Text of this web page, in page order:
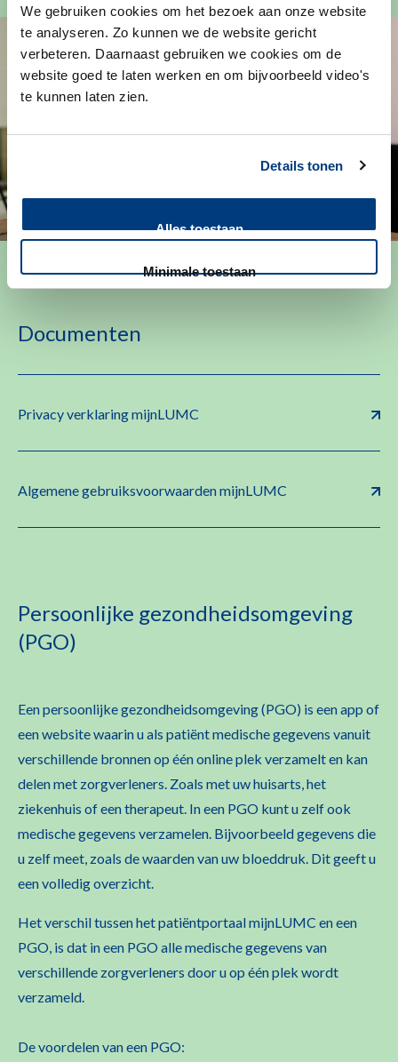
We gebruiken cookies om het bezoek aan onze website
te analyseren. Zo kunnen we de website gericht
verbeteren. Daarnaast gebruiken we cookies om de
website goed te laten werken en om bijvoorbeeld video's
te kunnen laten zien.
Details tonen
Alles toestaan
Minimale toestaan
Documenten
Privacy verklaring mijnLUMC
Algemene gebruiksvoorwaarden mijnLUMC
Persoonlijke gezondheidsomgeving
(PGO)
Een persoonlijke gezondheidsomgeving (PGO) is een app of
een website waarin u als patiënt medische gegevens vanuit
verschillende bronnen op één online plek verzamelt en kan
delen met zorgverleners. Zoals met uw huisarts, het
ziekenhuis of een therapeut. In een PGO kunt u zelf ook
medische gegevens verzamelen. Bijvoorbeeld gegevens die
u zelf meet, zoals de waarden van uw bloeddruk. Dit geeft u
een volledig overzicht.
Het verschil tussen het patiëntportaal mijnLUMC en een
PGO, is dat in een PGO alle medische gegevens van
verschillende zorgverleners door u op één plek wordt
verzameld.
De voordelen van een PGO: